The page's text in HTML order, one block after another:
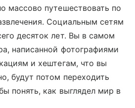
массово путешествовать по
Социальным сетям
десяток лет. Вы в самом
написанной фотографиями
и хештегам, что вы
будут потом переходить
понять, как выглядел мир в